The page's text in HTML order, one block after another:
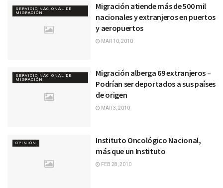
SERVICIO NACIONAL DE
MIGRACIÓN
Migración atiende más de 500 mil
nacionales y extranjeros en puertos
y aeropuertos
MAR 10, 2010
SERVICIO NACIONAL DE
MIGRACIÓN
Migración alberga 69 extranjeros –
Podrían ser deportados a sus países
de origen
MAR 3, 2010
OPINIÓN
Instituto Oncológico Nacional,
más que un Instituto
FEB 28, 2010